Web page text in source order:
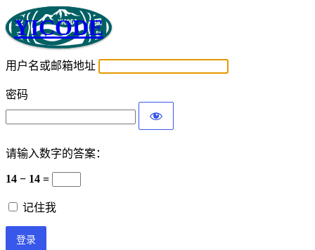
YICODE
用户名或邮箱地址
密码
请输入数字的答案：
14 − 14 =
记住我